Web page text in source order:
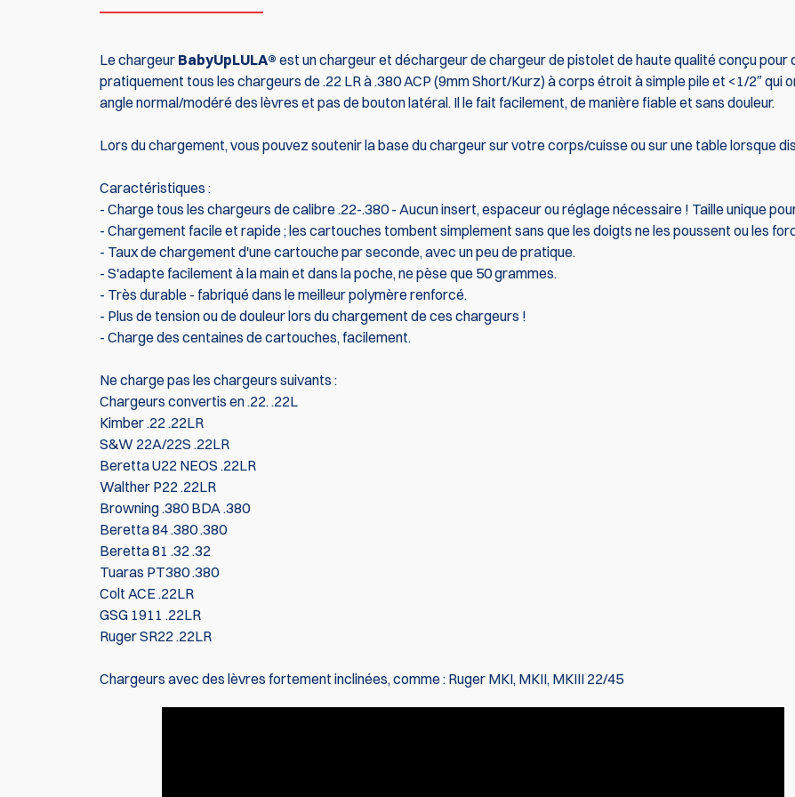
Le chargeur BabyUpLULA® est un chargeur et déchargeur de chargeur de pistolet de haute qualité conçu pour
pratiquement tous les chargeurs de .22 LR à .380 ACP (9mm Short/Kurz) à corps étroit à simple pile et <1/2″ qui
angle normal/modéré des lèvres et pas de bouton latéral. Il le fait facilement, de manière fiable et sans douleur.
Lors du chargement, vous pouvez soutenir la base du chargeur sur votre corps/cuisse ou sur une table lorsque
Caractéristiques :
- Charge tous les chargeurs de calibre .22-.380 - Aucun insert, espaceur ou réglage nécessaire ! Taille unique
- Chargement facile et rapide ; les cartouches tombent simplement sans que les doigts ne les poussent ou les
- Taux de chargement d'une cartouche par seconde, avec un peu de pratique.
- S'adapte facilement à la main et dans la poche, ne pèse que 50 grammes.
- Très durable - fabriqué dans le meilleur polymère renforcé.
- Plus de tension ou de douleur lors du chargement de ces chargeurs !
- Charge des centaines de cartouches, facilement.
Ne charge pas les chargeurs suivants :
Chargeurs convertis en .22. .22L
Kimber .22 .22LR
S&W 22A/22S .22LR
Beretta U22 NEOS .22LR
Walther P22 .22LR
Browning .380 BDA .380
Beretta 84 .380 .380
Beretta 81 .32 .32
Tuaras PT380 .380
Colt ACE .22LR
GSG 1911 .22LR
Ruger SR22 .22LR
Chargeurs avec des lèvres fortement inclinées, comme : Ruger MKI, MKII, MKIII 22/45